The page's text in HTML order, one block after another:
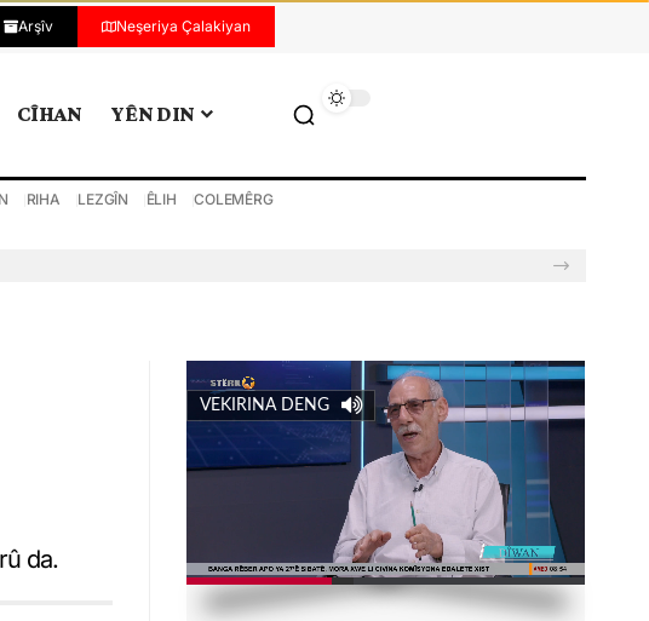
Arşîv Neşeriya Çalakiyan
CÎHAN YÊN DIN
RIHA LEZGÎN ÊLIH COLEMÊRG
da.
VEKIRINA DENG